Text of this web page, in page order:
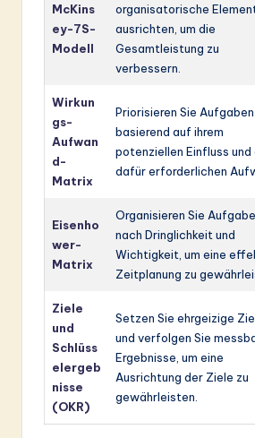
McKins
ey-7S-
Modell
organisatorische
ausrichten, um die
Gesamtleistung zu
verbessern.
Wirkun
gs-
Aufwan
d-
Matrix
Priorisieren Sie Aufgaben
basierend auf ihrem
potenziellen Einfluss und
dafür erforderlichen
Eisenho
wer-
Matrix
Organisieren Sie
nach Dringlichkeit und
Wichtigkeit, um eine
Zeitplanung zu
Ziele
und
Schlüss
elergeb
nisse
(OKR)
Setzen Sie ehrgeizige
und verfolgen Sie
Ergebnisse, um eine
Ausrichtung der Ziele zu
gewährleisten.